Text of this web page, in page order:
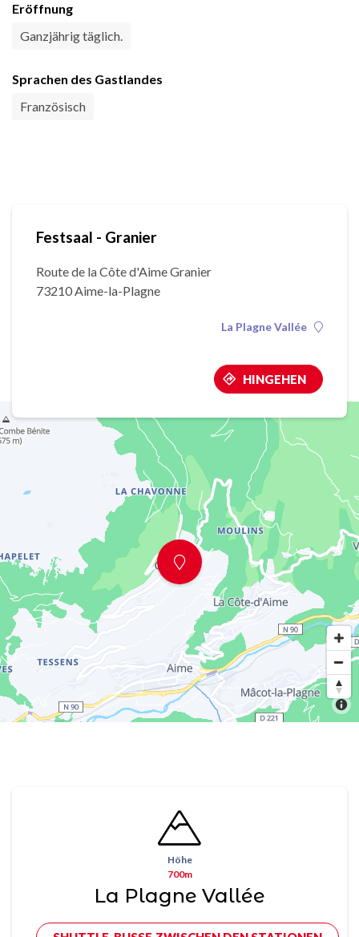
Eröffnung
Ganzjährig täglich.
Sprachen des Gastlandes
Französisch
Festsaal - Granier
Route de la Côte d'Aime Granier
73210 Aime-la-Plagne
La Plagne Vallée
HINGEHEN
Höhe
700m
La Plagne Vallée